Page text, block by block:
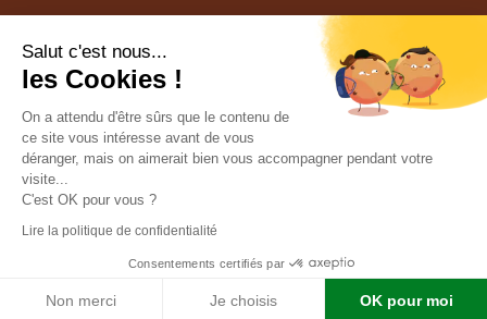
Salut c'est nous...
les Cookies !
On a attendu d'être sûrs que le contenu de
ce site vous intéresse avant de vous
déranger, mais on aimerait bien vous accompagner pendant votre
visite...
C'est OK pour vous ?
Lire la politique de confidentialité
Consentements certifiés par
Non merci Je choisis OK pour moi
| © Chasse Lozère |
Mentions légales
Confidentialité Cookies|Contact